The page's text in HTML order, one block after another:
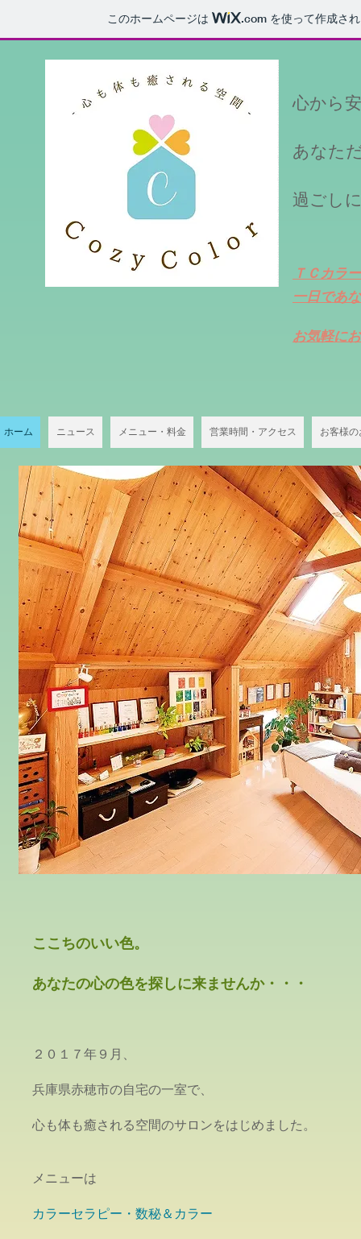
このホームページは .com を使って作成さ
心から
あなた
過ごし
ＴＣカラ
一日であ
お気軽に
ホーム ニュース メニュー・料金 営業時間・アクセス お客様の
ここちのいい色。
あなたの心の色を探しに来ませんか・・・
２０１７年９月、
兵庫県赤穂市の自宅の一室で、
心も体も癒される空間のサロンをはじめました。
メニューは
カラーセラピー・数秘＆カラー